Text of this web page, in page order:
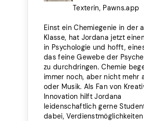
Texterin, Pawns.app
Einst ein Chemiegenie in der
Klasse, hat Jordana jetzt
in Psychologie und hofft,
das feine Gewebe der
zu durchdringen. Chemie
immer noch, aber nicht mehr
oder Musik. Als Fan von
Innovation hilft Jordana
leidenschaftlich gerne
dabei, Verdienstmöglichkeiten